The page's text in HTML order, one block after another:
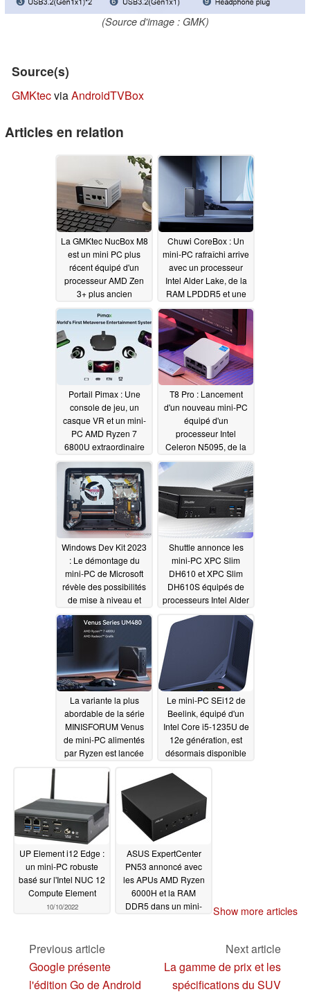
(Source d'image : GMK)
Source(s)
GMKtecviaAndroidTVBox
Articles en relation
La GMKtec NucBox M8
est un mini PC plus
récent équipé d'un
processeur AMD Zen
3+ plus ancien
12/29/2025
Chuwi CoreBox : Un
mini-PC rafraîchi arrive
avec un processeur
Intel Alder Lake, de la
RAM LPDDR5 et une
connectivité
Thunderbolt 4
11/12/2022
Portail Pimax : Une
console de jeu, un
casque VR et un mini-
PC AMD Ryzen 7
6800U extraordinaire
sont dévoilés11/12/2022
T8 Pro : Lancement
d'un nouveau mini-PC
équipé d'un
processeur Intel
Celeron N5095, de la
prise en charge de
trois écrans et de deux
connexions Gigabit
Ethernet11/08/2022
Windows Dev Kit 2023
: Le démontage du
mini-PC de Microsoft
révèle des possibilités
de mise à niveau et
des circuits de
développement
10/27/2022
Shuttle annonce les
mini-PC XPC Slim
DH610 et XPC Slim
DH610S équipés de
processeurs Intel Alder
Lake10/15/2022
La variante la plus
abordable de la série
MINISFORUM Venus
de mini-PC alimentés
par Ryzen est lancée
européen10/13/2022
Le mini-PC SEi12 de
Beelink, équipé d'un
Intel Core i5-1235U de
12e génération, est
désormais disponible
UP Element i12 Edge :
un mini-PC robuste
basé sur l'Intel NUC 12
Compute Element
10/10/2022
ASUS ExpertCenter
PN53 annoncé avec
les APUs AMD Ryzen
6000H et la RAM
DDR5 dans un mini-
Show more articles
Previous article
Google présente
l'édition Go de Android
Next article
La gamme de prix et les
spécifications du SUV